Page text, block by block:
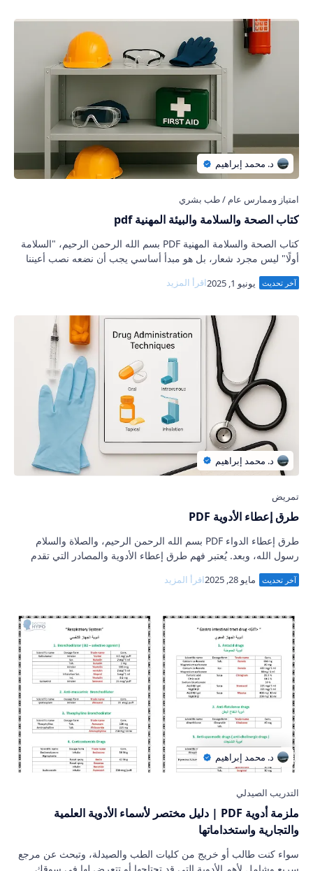
كتاب الصحة والسلامة والبيئة المهنية pdf
كتاب الصحة والسلامة المهنية PDF بسم الله الرحمن الرحيم، "السلامة
أولًا" ليس مجرد شعار، بل هو مبدأ أساسي يجب أن نضعه نصب أعيننا
في كل لحظة. …
طرق إعطاء الأدوية PDF
طرق إعطاء الدواء PDF بسم الله الرحمن الرحيم، والصلاة والسلام
رسول الله، وبعد. يُعتبر فهم طرق إعطاء الأدوية والمصادر التي تقدم
ملزمة أدوية PDF | دليل مختصر لأسماء الأدوية العلمية
والتجارية واستخداماتها
سواء كنت طالب أو خريج من كليات الطب والصيدلة، وتبحث عن مرجع